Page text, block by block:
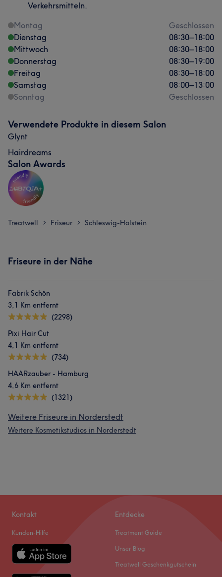
Verkehrsmitteln.
Montag
Geschlossen
Dienstag
08:30–18:00
Mittwoch
08:30–18:00
Donnerstag
08:30–19:00
Freitag
08:30–18:00
Samstag
08:00–13:00
Sonntag
Geschlossen
Verwendete Produkte in diesem Salon
Glynt
Hairdreams
Salon Awards
Treatwell > Friseur > Schleswig-Holstein
Friseure in der Nähe
Fabrik Schön
3,1 Km entfernt
(2298)
Pixi Hair Cut
4,1 Km entfernt
(734)
HAARzauber - Hamburg
4,6 Km entfernt
(1321)
Weitere Friseure in Norderstedt
Weitere Kosmetikstudios in Norderstedt
Kontakt
Kunden-Hilfe
Entdecke
Treatment Guide
Unser Blog
Treatwell Geschenkgutschein